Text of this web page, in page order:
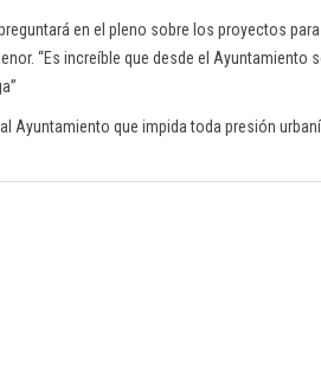
en el pleno sobre los proyectos
“Es increíble que desde el
al Ayuntamiento que impida toda presión